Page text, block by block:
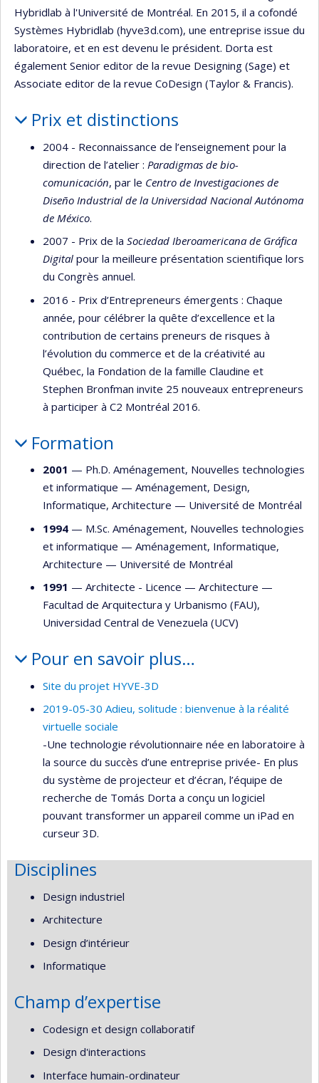
Hybridlab à l'Université de Montréal. En 2015, il a cofondé
Systèmes Hybridlab (hyve3d.com), une entreprise issue du
laboratoire, et en est devenu le président. Dorta est
également Senior editor de la revue Designing (Sage) et
Associate editor de la revue CoDesign (Taylor & Francis).
Prix et distinctions
2004 - Reconnaissance de l’enseignement pour la
direction de l’atelier : Paradigmas de bio-
comunicación, par le Centro de Investigaciones de
Diseño Industrial de la Universidad Nacional Autónoma
de México.
2007 - Prix de la Sociedad Iberoamericana de Gráfica
Digital pour la meilleure présentation scientifique lors
du Congrès annuel.
2016 - Prix d’Entrepreneurs émergents : Chaque
année, pour célébrer la quête d’excellence et la
contribution de certains preneurs de risques à
l’évolution du commerce et de la créativité au
Québec, la Fondation de la famille Claudine et
Stephen Bronfman invite 25 nouveaux entrepreneurs
à participer à C2 Montréal 2016.
Formation
2001 — Ph.D. Aménagement, Nouvelles technologies
et informatique — Aménagement, Design,
Informatique, Architecture — Université de Montréal
1994 — M.Sc. Aménagement, Nouvelles technologies
et informatique — Aménagement, Informatique,
Architecture — Université de Montréal
1991 — Architecte - Licence — Architecture —
Facultad de Arquitectura y Urbanismo (FAU),
Universidad Central de Venezuela (UCV)
Pour en savoir plus…
Site du projet HYVE-3D
2019-05-30 Adieu, solitude : bienvenue à la réalité
virtuelle sociale
-Une technologie révolutionnaire née en laboratoire à
la source du succès d’une entreprise privée- En plus
du système de projecteur et d’écran, l’équipe de
recherche de Tomás Dorta a conçu un logiciel
pouvant transformer un appareil comme un iPad en
curseur 3D.
Disciplines
Design industriel
Architecture
Design d’intérieur
Informatique
Champ d’expertise
Codesign et design collaboratif
Design d'interactions
Interface humain-ordinateur